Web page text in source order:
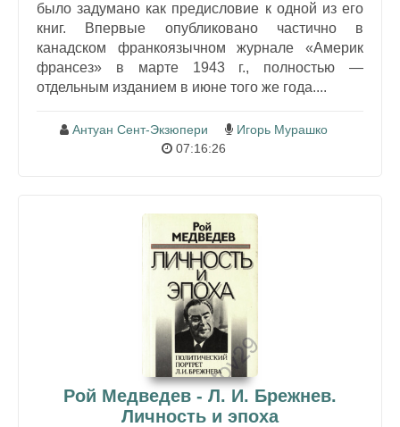
было задумано как предисловие к одной из его
книг. Впервые опубликовано частично в
канадском франкоязычном журнале «Америк
франсез» в марте 1943 г., полностью —
отдельным изданием в июне того же года....
Антуан Сент-Экзюпери
Игорь Мурашко
07:16:26
Рой Медведев - Л. И. Брежнев.
Личность и эпоха